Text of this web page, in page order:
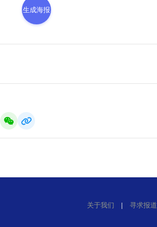
生成海报
关于我们 | 寻求报道